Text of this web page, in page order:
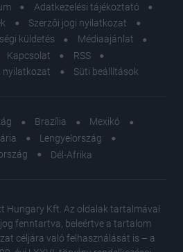
Adatkezelési tájékoztató
Szerzői jogi nyilatkozat
küldetés
Médiaajánlat
Kapcsolat
RSS
nyilatkozat
Süti beállítások
Brazília
Mexikó
Lengyelország
Dél-Afrika
Hungary Kft. Az oldalak tartalmával
fenntartva, beleértve a tartalom
céljára való felhasználását is – a